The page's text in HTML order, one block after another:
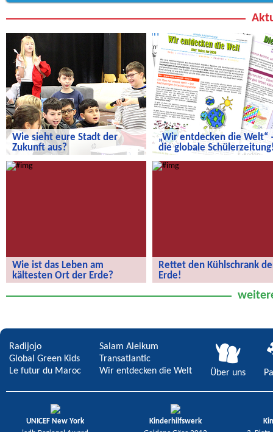
Wie sieht eure Stadt der
Zukunft aus?
Wie sieht eure Stadt der Zukunft aus?
„Wir entdecken die Welt“
die globale
„Wir entdecken die Welt“ – die
globale Schülerzeitung!
Wie ist das Leben am
kältesten Ort der Erde?
der Erde?
Rettet den Kühlschrank
Erde!
Radijojo
Global Green Kids
Le futur du Maroc
Salam Aleikum
Transatlantic
Wir entdecken die Welt
Über uns
UNICEF New York
Kinderhilfswerk